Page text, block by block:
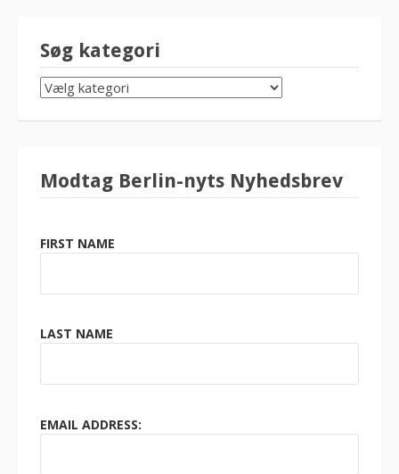
Søg kategori
SØG
KATEGORI
Modtag Berlin-nyts Nyhedsbrev
FIRST NAME
LAST NAME
EMAIL ADDRESS: